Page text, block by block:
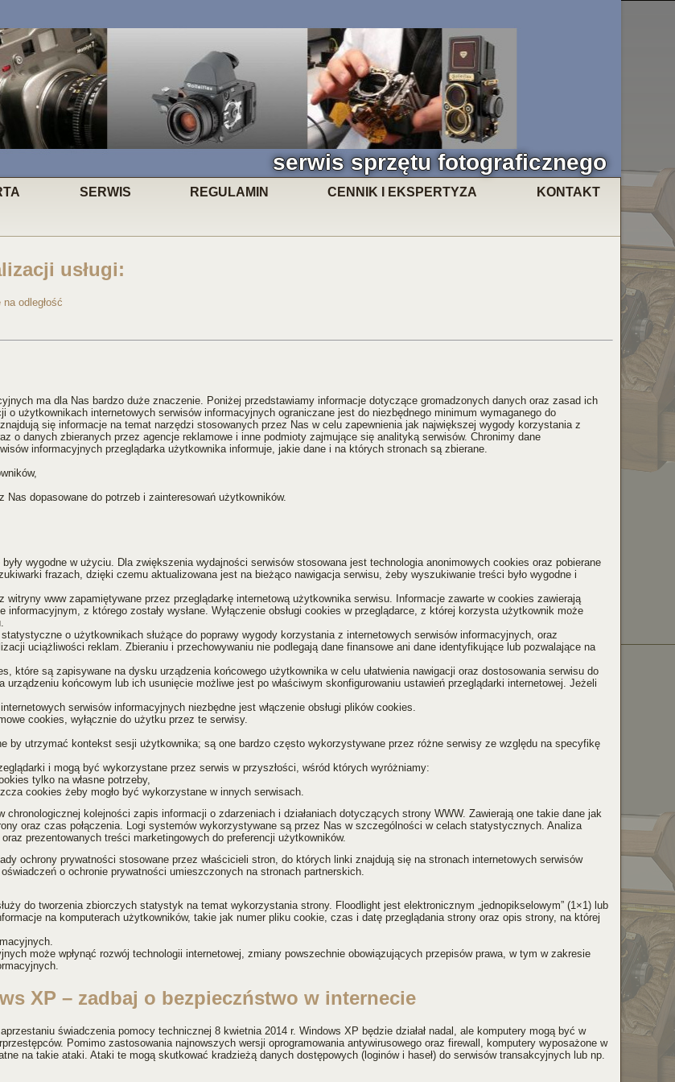
serwis sprzętu fotograficznego
SERWIS REGULAMIN CENNIK I EKSPERTYZA KONTAKT
usługi:
odległość
ma dla Nas bardzo duże znaczenie. Poniżej przedstawiamy informacje dotyczące gromadzonych danych oraz zasad ich
użytkownikach internetowych serwisów informacyjnych ograniczane jest do niezbędnego minimum wymaganego do
się informacje na temat narzędzi stosowanych przez Nas w celu zapewnienia jak największej wygody korzystania z
o danych zbieranych przez agencje reklamowe i inne podmioty zajmujące się analityką serwisów. Chronimy dane
informacyjnych przeglądarka użytkownika informuje, jakie dane i na których stronach są zbierane.
dopasowane do potrzeb i zainteresowań użytkowników.
wygodne w użyciu. Dla zwiększenia wydajności serwisów stosowana jest technologia anonimowych cookies oraz pobierane
frazach, dzięki czemu aktualizowana jest na bieżąco nawigacja serwisu, żeby wyszukiwanie treści było wygodne i
www zapamiętywane przez przeglądarkę internetową użytkownika serwisu. Informacje zawarte w cookies zawierają
z którego zostały wysłane. Wyłączenie obsługi cookies w przeglądarce, z której korzysta użytkownik może
o użytkownikach służące do poprawy wygody korzystania z internetowych serwisów informacyjnych, oraz
uciążliwości reklam. Zbieraniu i przechowywaniu nie podlegają dane finansowe ani dane identyfikujące lub pozwalające na
które są zapisywane na dysku urządzenia końcowego użytkownika w celu ułatwienia nawigacji oraz dostosowania serwisu do
końcowym lub ich usunięcie możliwe jest po właściwym skonfigurowaniu ustawień przeglądarki internetowej. Jeżeli
serwisów informacyjnych niezbędne jest włączenie obsługi plików cookies.
cookies, wyłącznie do użytku przez te serwisy.
by utrzymać kontekst sesji użytkownika; są one bardzo często wykorzystywane przez różne serwisy ze względu na specyfikę
i mogą być wykorzystane przez serwis w przyszłości, wśród których wyróżniamy:
tylko na własne potrzeby,
cookies żeby mogło być wykorzystane w innych serwisach.
kolejności zapis informacji o zdarzeniach i działaniach dotyczących strony WWW. Zawierają one takie dane jak
oraz czas połączenia. Logi systemów wykorzystywane są przez Nas w szczególności w celach statystycznych. Analiza
prezentowanych treści marketingowych do preferencji użytkowników.
ochrony prywatności stosowane przez właścicieli stron, do których linki znajdują się na stronach internetowych serwisów
o ochronie prywatności umieszczonych na stronach partnerskich.
do tworzenia zbiorczych statystyk na temat wykorzystania strony. Floodlight jest elektronicznym „jednopikselowym” (1×1) lub
na komputerach użytkowników, takie jak numer pliku cookie, czas i datę przeglądania strony oraz opis strony, na której
może wpłynąć rozwój technologii internetowej, zmiany powszechnie obowiązujących przepisów prawa, w tym w zakresie
XP – zadbaj o bezpieczństwo w internecie
świadczenia pomocy technicznej 8 kwietnia 2014 r. Windows XP będzie działał nadal, ale komputery mogą być w
Pomimo zastosowania najnowszych wersji oprogramowania antywirusowego oraz firewall, komputery wyposażone w
na takie ataki. Ataki te mogą skutkować kradzieżą danych dostępowych (loginów i haseł) do serwisów transakcyjnych lub np.